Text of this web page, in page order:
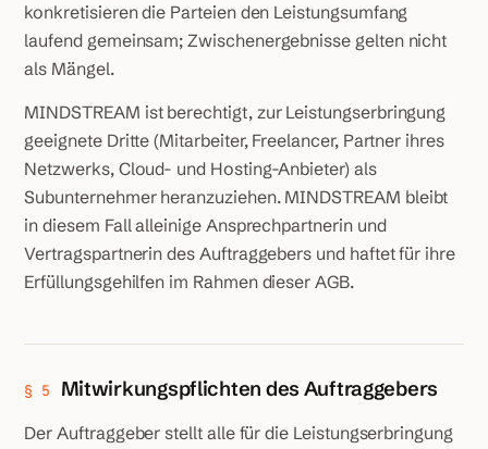
konkretisieren die Parteien den Leistungsumfang
laufend gemeinsam; Zwischenergebnisse gelten nicht
als Mängel.
MINDSTREAM ist berechtigt, zur Leistungserbringung
geeignete Dritte (Mitarbeiter, Freelancer, Partner ihres
Netzwerks, Cloud- und Hosting-Anbieter) als
Subunternehmer heranzuziehen. MINDSTREAM bleibt
in diesem Fall alleinige Ansprechpartnerin und
Vertragspartnerin des Auftraggebers und haftet für ihre
Erfüllungsgehilfen im Rahmen dieser AGB.
§ 5 Mitwirkungspflichten des Auftraggebers
Der Auftraggeber stellt alle für die Leistungserbringung